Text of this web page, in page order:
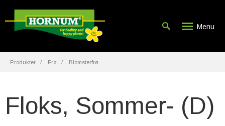
Menu
Produkter Frø Blomsterfrø
Floks, Sommer- (D)